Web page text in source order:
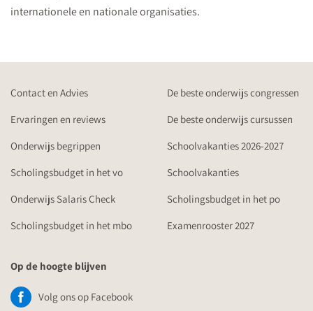
internationele en nationale organisaties.
Contact en Advies
De beste onderwijs congressen
Ervaringen en reviews
De beste onderwijs cursussen
Onderwijs begrippen
Schoolvakanties 2026-2027
Scholingsbudget in het vo
Schoolvakanties
Onderwijs Salaris Check
Scholingsbudget in het po
Scholingsbudget in het mbo
Examenrooster 2027
Op de hoogte blijven
Volg ons op Facebook